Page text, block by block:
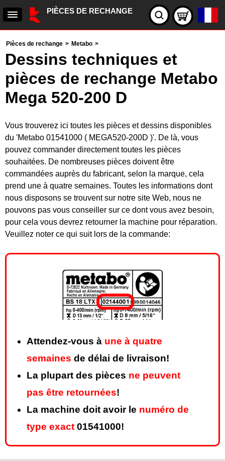
PIÈCES DE RECHANGE
Pièces de rechange > Metabo >
Dessins techniques et
pièces de rechange Metabo
Mega 520-200 D
Vous trouverez ici toutes les pièces et dessins disponibles
du 'Metabo 01541000 ( MEGA520-200D )'. De là, vous
pouvez commander directement toutes les pièces
souhaitées. De nombreuses pièces doivent être
commandées auprès du fabricant, selon la marque, cela
prend une à quatre semaines. Toutes les informations dont
nous disposons se trouvent sur notre site Web, nous ne
pouvons pas vous conseiller sur ce dont vous avez besoin,
pour cela vous devrez retourner la machine pour réparation.
Veuillez noter ce qui suit lors de la commande:
Attendez-vous à une à quatre
semaines de délai de livraison!
La plupart des pièces ne peuvent
pas être retournées!
La machine doit avoir le numéro de
type exact 01541000!